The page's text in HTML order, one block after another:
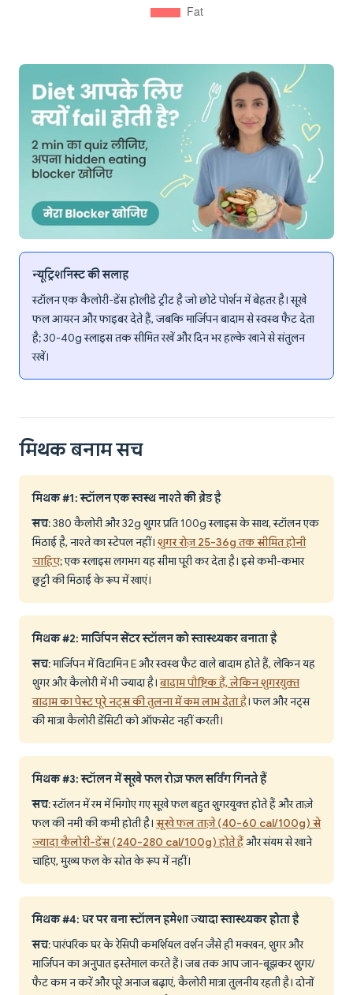
न्यूट्रिशनिस्ट की सलाह
स्टॉलन एक कैलोरी-डेंस होलीडे ट्रीट है जो छोटे पोर्शन में बेहतर है। सूखे
फल आयरन और फाइबर देते हैं, जबकि मार्जिपन बादाम से स्वस्थ फैट देता
है; 30-40g स्लाइस तक सीमित रखें और दिन भर हल्के खाने से संतुलन
रखें।
मिथक बनाम सच
मिथक #1: स्टॉलन एक स्वस्थ नाश्ते की ब्रेड है
सच: 380 कैलोरी और 32g शुगर प्रति 100g स्लाइस के साथ, स्टॉलन एक
मिठाई है, नाश्ते का स्टेपल नहीं। शुगर रोज़ 25-36g तक सीमित होनी
चाहिए; एक स्लाइस लगभग यह सीमा पूरी कर देता है। इसे कभी-कभार
छुट्टी की मिठाई के रूप में खाएं।
मिथक #2: मार्जिपन सेंटर स्टॉलन को स्वास्थ्यकर बनाता है
सच: मार्जिपन में विटामिन E और स्वस्थ फैट वाले बादाम होते हैं, लेकिन यह
शुगर और कैलोरी में भी ज्यादा है।बादाम पौष्टिक हैं, लेकिन शुगरयुक्त
बादाम का पेस्ट पूरे नट्स की तुलना में कम लाभ देता है। फल और नट्स
की मात्रा कैलोरी डेंसिटी को ऑफसेट नहीं करती।
मिथक #3: स्टॉलन में सूखे फल रोज़ फल सर्विंग गिनते हैं
सच: स्टॉलन में रम में भिगोए गए सूखे फल बहुत शुगरयुक्त होते हैं और ताज़े
फल की नमी की कमी होती है। सूखे फल ताज़े (40-60 cal/100g) से
ज्यादा कैलोरी-डेंस (240-280 cal/100g) होते हैंऔर संयम से खाने
चाहिए, मुख्य फल के स्रोत के रूप में नहीं।
मिथक #4: घर पर बना स्टॉलन हमेशा ज्यादा स्वास्थ्यकर होता है
सच: पारंपरिक घर के रेसिपी कमर्शियल वर्शन जैसे ही मक्खन, शुगर और
मार्जिपन का अनुपात इस्तेमाल करते हैं। जब तक आप जान-बूझकर शुगर/
फैट कम न करें और पूरे अनाज बढ़ाएं, कैलोरी मात्रा तुलनीय रहती है। दोनों